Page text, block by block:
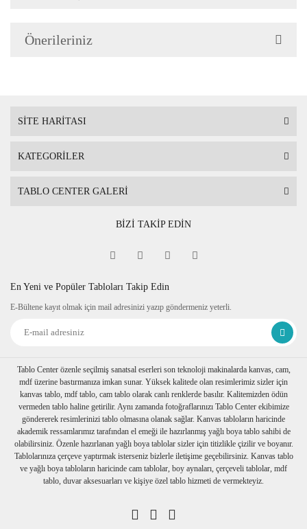
Çerçeveli Tablolarınız
Önerileriniz
SİTE HARİTASI
KATEGORİLER
TABLO CENTER GALERİ
BİZİ TAKİP EDİN
En Yeni ve Popüler Tabloları Takip Edin
E-Bültene kayıt olmak için mail adresinizi yazıp göndermeniz yeterli.
Tablo Center özenle seçilmiş sanatsal eserleri son teknoloji makinalarda kanvas, cam,
mdf üzerine bastırmanıza imkan sunar. Yüksek kalitede olan resimlerimiz sizler için
kanvas tablo, mdf tablo, cam tablo olarak canlı renklerde basılır. Kalitemizden ödün
vermeden tablo haline getirilir. Aynı zamanda fotoğraflarınızı Tablo Center ekibimize
göndererek resimlerinizi tablo olmasına olanak sağlar. Kanvas tabloların haricinde
akademik ressamlarımız tarafından el emeği ile hazırlanmış yağlı boya tablo sahibi de
olabilirsiniz. Özenle hazırlanan yağlı boya tablolar sizler için titizlikle çizilir ve boyanır.
Tablolarınıza çerçeve yaptırmak isterseniz bizlerle iletişime geçebilirsiniz. Kanvas tablo
ve yağlı boya tabloların haricinde cam tablolar, boy aynaları, çerçeveli tablolar, mdf
tablo, duvar aksesuarları ve kişiye özel tablo hizmeti de vermekteyiz.